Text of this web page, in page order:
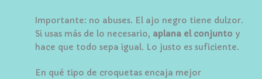
Importante: no abuses. El ajo negro tiene dulzor.
Si usas más de lo necesario, aplana el conjunto y
hace que todo sepa igual. Lo justo es suficiente.
En qué tipo de croquetas encaja mejor